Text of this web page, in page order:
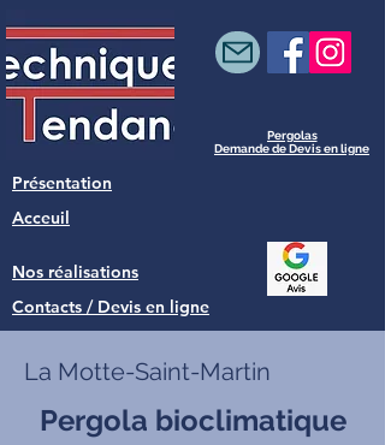
Demande de Devis en ligne
Pergolas
Présentation
Nos réalisations
Contacts / Devis en ligne
Acceuil
La Motte-Saint-Martin
Pergola bioclimatique